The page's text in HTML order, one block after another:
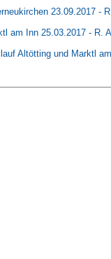
23.09.2017 -
am Inn 25.03.2017 - R.
Altötting und Marktl